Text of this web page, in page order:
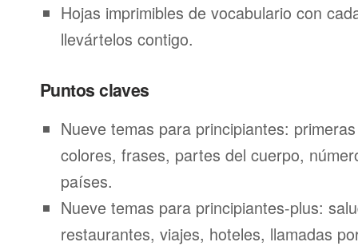
Hojas imprimibles de vocabulario con
llevártelos contigo.
Puntos claves
Nueve temas para principiantes:
colores, frases, partes del cuerpo,
países.
Nueve temas para principiantes-plus:
restaurantes, viajes, hoteles, llamadas